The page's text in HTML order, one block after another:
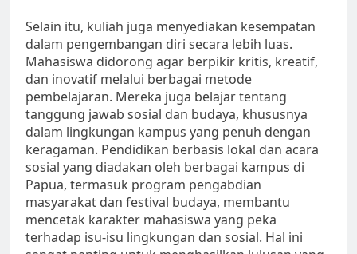
Selain itu, kuliah juga menyediakan kesempatan
dalam pengembangan diri secara lebih luas.
Mahasiswa didorong agar berpikir kritis, kreatif,
dan inovatif melalui berbagai metode
pembelajaran. Mereka juga belajar tentang
tanggung jawab sosial dan budaya, khususnya
dalam lingkungan kampus yang penuh dengan
keragaman. Pendidikan berbasis lokal dan acara
sosial yang diadakan oleh berbagai kampus di
Papua, termasuk program pengabdian
masyarakat dan festival budaya, membantu
mencetak karakter mahasiswa yang peka
terhadap isu-isu lingkungan dan sosial. Hal ini